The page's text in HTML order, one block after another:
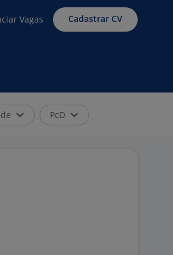
Vagas Cadastrar CV
PcD